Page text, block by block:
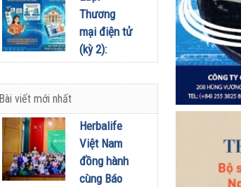
một tỉnh
biên giới
14/07/2026
Livestream,
tiếp thị liên
kết và quản
lý thông
số
03/07/2026
Thương
mại điện tử
(kỳ 2):
Phân định
trách
quản nền
tảng để
bảo vệ
người tiêu
Bài viết mới nhất
Herbalife
Việt Nam
đồng hành
cùng Báo